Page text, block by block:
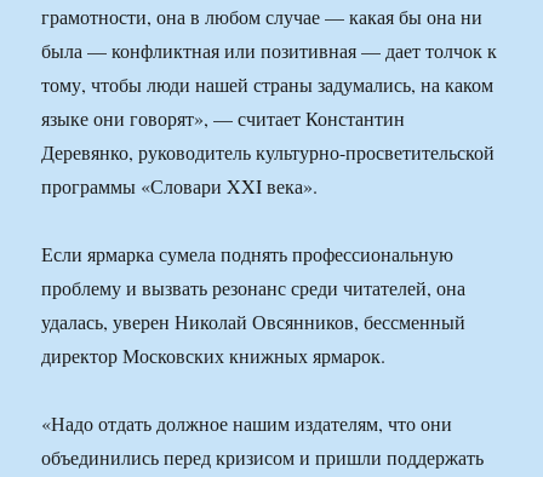
грамотности, она в любом случае — какая бы она ни
была — конфликтная или позитивная — дает толчок к
тому, чтобы люди нашей страны задумались, на каком
языке они говорят», — считает Константин
Деревянко, руководитель культурно-просветительской
программы «Словари XXI века».
Если ярмарка сумела поднять профессиональную
проблему и вызвать резонанс среди читателей, она
удалась, уверен Николай Овсянников, бессменный
директор Московских книжных ярмарок.
«Надо отдать должное нашим издателям, что они
объединились перед кризисом и пришли поддержать